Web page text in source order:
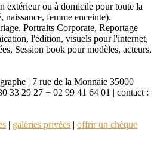
extérieur ou à domicile pour toute la
femme enceinte).
Portraits Corporate, Reportage
l'édition, visuels pour l'internet,
Session book pour modèles, acteurs,
| 7 rue de la Monnaie 35000
33 29 27 + 02 99 41 64 01 | contact :
| galeries privées | offrir un chèque